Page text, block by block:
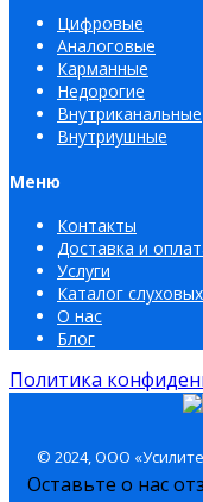
Цифровые
Аналоговые
Карманные
Недорогие
Внутриканальные
Внутриушные
Меню
Контакты
Доставка и
Услуги
Каталог
О нас
Блог
Политика
© 2024, ООО
Оставьте о нас